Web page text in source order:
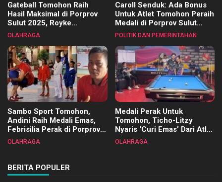
Gateball Tomohon Raih
Hasil Maksimal di Porprov
Sulut 2025, Royke
Tangkawarouw Ucapkan
OLAHRAGA
Caroll Senduk: Ada Bonus
Untuk Atlet Tomohon Peraih
Medali di Porprov Sulut
2025
POLITIK DAN PEMERINTAHAN
Sambo Sport Tomohon,
Andini Raih Medali Emas,
Febrisilia Perak di Porprov
Sulut 2025
OLAHRAGA
Medali Perak Untuk
Tomohon, Ticho-Litzy
Nyaris ‘Curi Emas’ Dari Atlet
Biliar PON di Porprov Sulut
OLAHRAGA
BERITA POPULER